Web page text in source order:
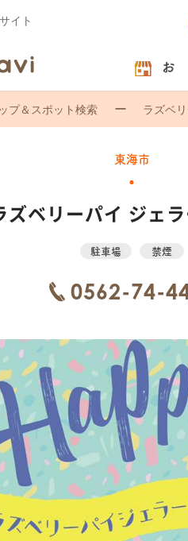
イト
お
プ＆スポット検索 ラズベ
東海市
ズベリーパイ ジェ
駐車場 禁煙
0562-74-